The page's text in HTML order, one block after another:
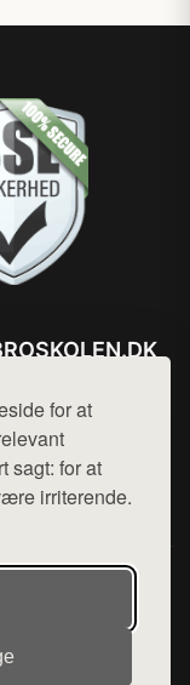
for at
sagt: for at
irriterende.
og privatlivspolitik
en række
produkter fra
denne side - vi
heller ikke